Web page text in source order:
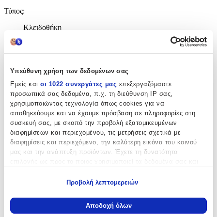
Υπεύθυνη χρήση των δεδομένων σας
Εμείς και οι 1022 συνεργάτες μας επεξεργαζόμαστε
προσωπικά σας δεδομένα, π.χ. τη διεύθυνση IP σας,
χρησιμοποιώντας τεχνολογία όπως cookies για να
αποθηκεύουμε και να έχουμε πρόσβαση σε πληροφορίες στη
συσκευή σας, με σκοπό την προβολή εξατομικευμένων
διαφημίσεων και περιεχομένου, τις μετρήσεις σχετικά με
διαφημίσεις και περιεχόμενο, την καλύτερη εικόνα του κοινού
μας και την ανάπτυξη προϊόντων. Έχετε τη δυνατότητα
Να συλλέξουμε πληροφορίες σχετικά με τη γεωγραφική
σας τοποθεσία, οι οποίες μπορεί να είναι ακριβείς σε
Προβολή λεπτομερειών
Αποδοχή όλων
Τύπος:
Κλειδοθήκη
Υλικό
Κατασκευαστής :
Beverly Hills Polo Club
Χαρακτηριστικά
+
Χαρακτηριστικά
Υλικό